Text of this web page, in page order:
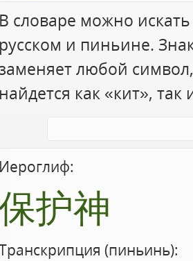
В словаре можно
русском и пиньине.
любой
найдется как «кит», так
Иероглиф:
护神
(пиньинь):